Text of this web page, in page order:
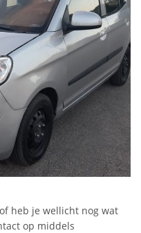
heb je wellicht nog wat
op middels